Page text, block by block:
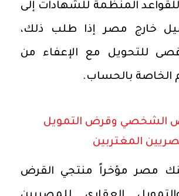
للقواعد المنظمة للشهادات إلى
خارج مصر إذا طلب ذلك،
للتحويل مع الإعفاء من
بالحساب.
الشخصي وقرض التمويل
المغتربين
مصر مؤخراً منتجي القرض